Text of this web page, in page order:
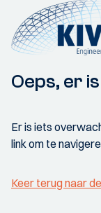
Oeps, er
Er is iets
link om te
Keer terug naar